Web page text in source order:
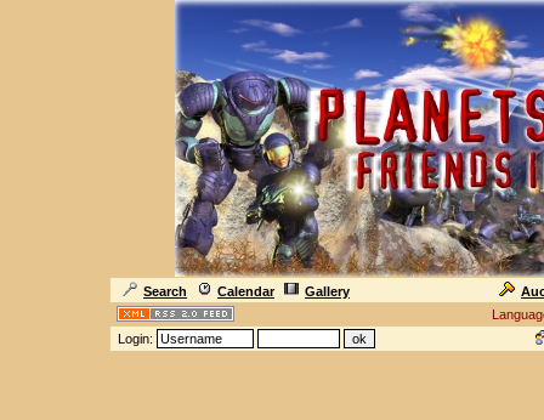
Search Calendar Gallery
Login: